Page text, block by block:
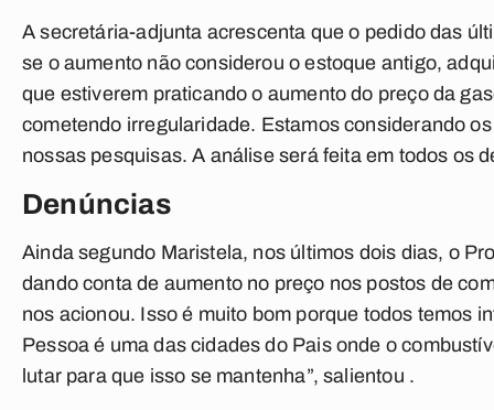
A secretária-adjunta acrescenta que o pedido das
se o aumento não considerou o estoque antigo,
que estiverem praticando o aumento do preço da
cometendo irregularidade. Estamos considerando
nossas pesquisas. A análise será feita em todos os
Denúncias
Ainda segundo Maristela, nos últimos dois dias, o
dando conta de aumento no preço nos postos de
nos acionou. Isso é muito bom porque todos temos
Pessoa é uma das cidades do Pais onde o
lutar para que isso se mantenha”, salientou .